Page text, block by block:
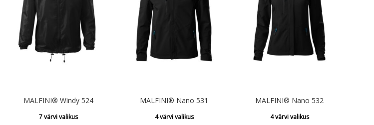
MALFINI® Windy 524
7 värvi valikus
MALFINI® Nano 531
4 värvi valikus
MALFINI® Nano 532
4 värvi valikus